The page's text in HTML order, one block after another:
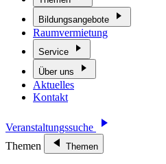
Bildungsangebote
Raumvermietung
Service
Über uns
Aktuelles
Kontakt
Veranstaltungssuche
Themen
Themen